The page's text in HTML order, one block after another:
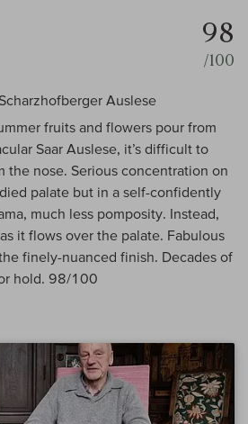
98
/100
Auslese
fruits and flowers pour from
Saar Auslese, it’s difficult to
the nose. Serious concentration on
palate but in a self-confidently
much less pomposity. Instead,
it flows over the palate. Fabulous
finely-nuanced finish. Decades of
hold. 98/100